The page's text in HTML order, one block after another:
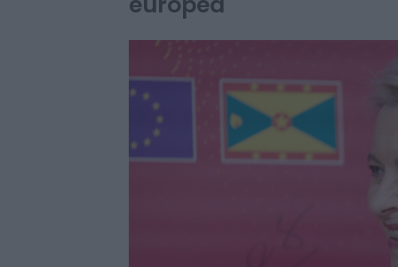
L'obiettivo è "impedire
manifatturiera cinese
europea"